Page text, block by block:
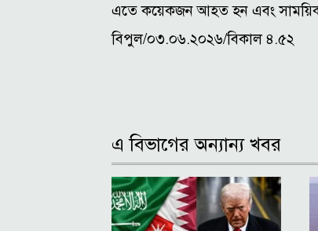
এতে কয়েকজন আহত হন এবং
বিপুল/০৩.০৬.২০২৬/বিকাল ৪.৫২
এ বিভাগের অন্যান্য খবর